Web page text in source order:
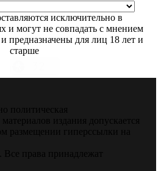
исключительно в
и могут не совпадать с мнением
предназначены для лиц 18 лет и
старше
политическая
издания допускается
размещении гиперссылки на
права принадлежат